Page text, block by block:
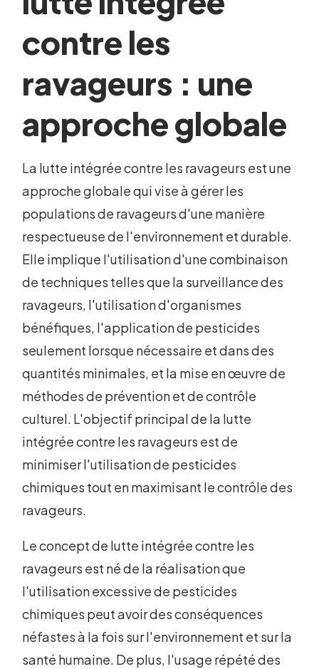
contre les
ravageurs : une
approche globale
La lutte intégrée contre les ravageurs est une
approche globale qui vise à gérer les
populations de ravageurs d'une manière
respectueuse de l'environnement et durable.
Elle implique l'utilisation d'une combinaison
de techniques telles que la surveillance des
ravageurs, l'utilisation d'organismes
bénéfiques, l'application de pesticides
seulement lorsque nécessaire et dans des
quantités minimales, et la mise en œuvre de
méthodes de prévention et de contrôle
culturel. L'objectif principal de la lutte
intégrée contre les ravageurs est de
minimiser l'utilisation de pesticides
chimiques tout en maximisant le contrôle des
ravageurs.
Le concept de lutte intégrée contre les
ravageurs est né de la réalisation que
l'utilisation excessive de pesticides
chimiques peut avoir des conséquences
néfastes à la fois sur l'environnement et sur la
santé humaine. De plus, l'usage répété des